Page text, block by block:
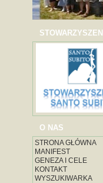
O NAS
STRONA GŁÓWNA
MANIFEST
GENEZA I CELE
KONTAKT
WYSZUKIWARKA